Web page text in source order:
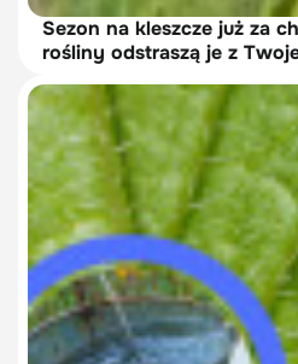
Sezon na kleszcze już za
rośliny odstraszą je z